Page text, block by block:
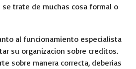
se trate de muchas cosa formal o
al funcionamiento especialista
su organizacion sobre creditos.
sobre manera correcta, deberias